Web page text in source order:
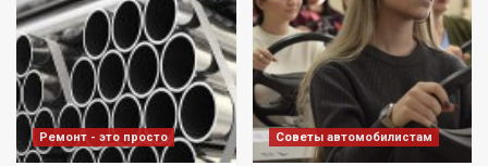
Ремонт - это просто Советы автомобилистам